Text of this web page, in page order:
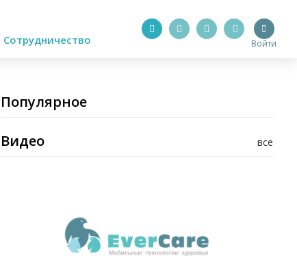
Сотрудничество Войти
Популярное
все
Видео